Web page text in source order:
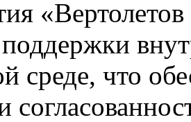
среде, что